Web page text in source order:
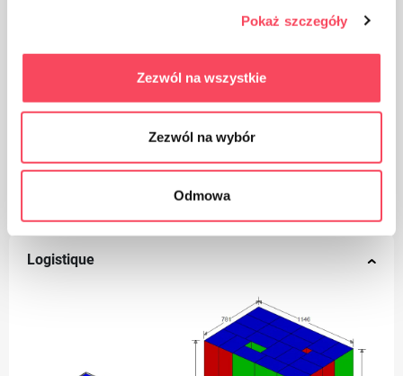
Pokaż szczegóły
Zezwól na wszystkie
Zezwól na wybór
Odmowa
Ułatwia pieczenie i chroni ciasta przed
przypaleniem
Opakowanie z praktycznym nożykiem do
Logistique